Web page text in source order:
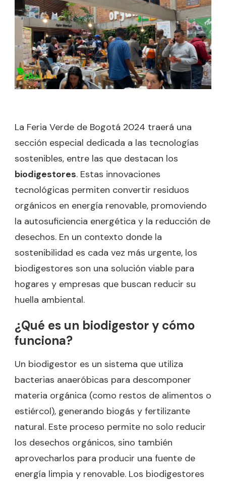
La Feria Verde de Bogotá 2024 traerá una
sección especial dedicada a las tecnologías
sostenibles, entre las que destacan los
biodigestores. Estas innovaciones
tecnológicas permiten convertir residuos
orgánicos en energía renovable, promoviendo
la autosuficiencia energética y la reducción de
desechos. En un contexto donde la
sostenibilidad es cada vez más urgente, los
biodigestores son una solución viable para
hogares y empresas que buscan reducir su
huella ambiental.
¿Qué es un biodigestor y cómo
funciona?
Un biodigestor es un sistema que utiliza
bacterias anaeróbicas para descomponer
materia orgánica (como restos de alimentos o
estiércol), generando biogás y fertilizante
natural. Este proceso permite no solo reducir
los desechos orgánicos, sino también
aprovecharlos para producir una fuente de
energía limpia y renovable. Los biodigestores